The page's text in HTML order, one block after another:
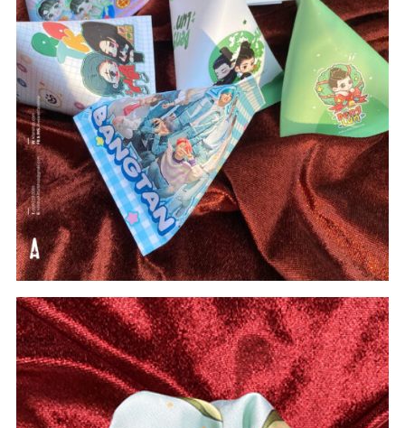
#Candybags #gift #In Theo Yêu Cầu